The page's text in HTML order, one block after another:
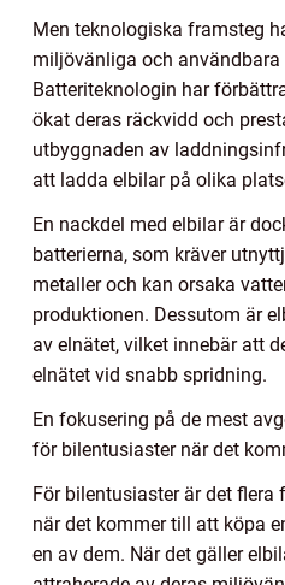
Men teknologiska framsteg
miljövänliga och användbara
Batteriteknologin har
ökat deras räckvidd och
utbyggnaden av
att ladda elbilar på olika
En nackdel med elbilar är
batterierna, som kräver
metaller och kan orsaka
produktionen. Dessutom är
av elnätet, vilket innebär att
elnätet vid snabb spridning.
En fokusering på de mest
för bilentusiaster när det
För bilentusiaster är det flera
när det kommer till att köpa
en av dem. När det gäller